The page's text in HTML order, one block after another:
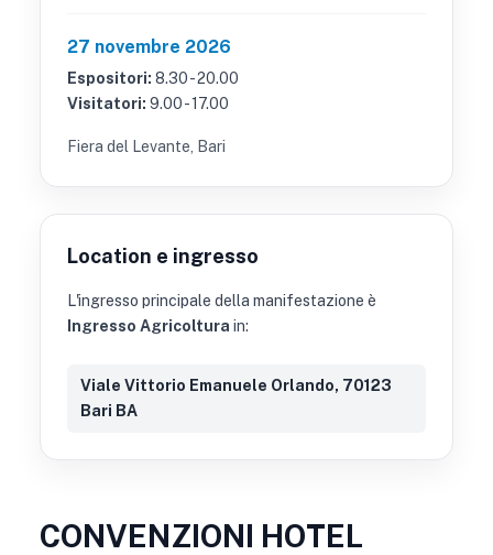
27 novembre 2026
Espositori: 8.30 - 20.00
Visitatori: 9.00 - 17.00
Fiera del Levante, Bari
Location e ingresso
L'ingresso principale della manifestazione è
Ingresso Agricoltura in:
Viale Vittorio Emanuele Orlando, 70123
Bari BA
CONVENZIONI HOTEL